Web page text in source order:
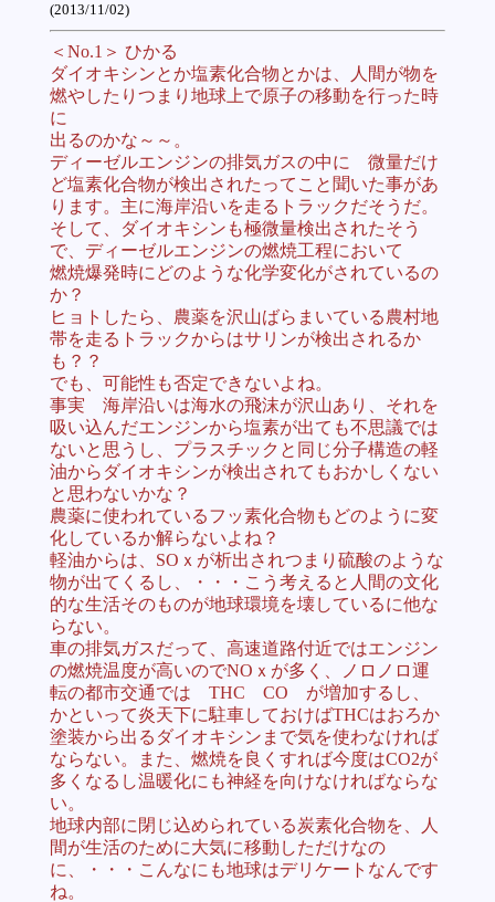
(2013/11/02)
＜No.1＞ ひかる
ダイオキシンとか塩素化合物とかは、人間が物を
燃やしたりつまり地球上で原子の移動を行った時
に
出るのかな～～。
ディーゼルエンジンの排気ガスの中に 微量だけ
ど塩素化合物が検出されたってこと聞いた事があ
ります。主に海岸沿いを走るトラックだそうだ。
そして、ダイオキシンも極微量検出されたそう
で、ディーゼルエンジンの燃焼工程において
燃焼爆発時にどのような化学変化がされているの
か？
ヒョトしたら、農薬を沢山ばらまいている農村地
帯を走るトラックからはサリンが検出されるか
も？？
でも、可能性も否定できないよね。
事実 海岸沿いは海水の飛沫が沢山あり、それを
吸い込んだエンジンから塩素が出ても不思議では
ないと思うし、プラスチックと同じ分子構造の軽
油からダイオキシンが検出されてもおかしくない
と思わないかな？
農薬に使われているフッ素化合物もどのように変
化しているか解らないよね？
軽油からは、SOｘが析出されつまり硫酸のような
物が出てくるし、・・・こう考えると人間の文化
的な生活そのものが地球環境を壊しているに他な
らない。
車の排気ガスだって、高速道路付近ではエンジン
の燃焼温度が高いのでNOｘが多く、ノロノロ運
転の都市交通では THC CO が増加するし、
かといって炎天下に駐車しておけばTHCはおろか
塗装から出るダイオキシンまで気を使わなければ
ならない。また、燃焼を良くすれば今度はCO2が
多くなるし温暖化にも神経を向けなければならな
い。
地球内部に閉じ込められている炭素化合物を、人
間が生活のために大気に移動しただけなの
に、・・・こんなにも地球はデリケートなんです
ね。